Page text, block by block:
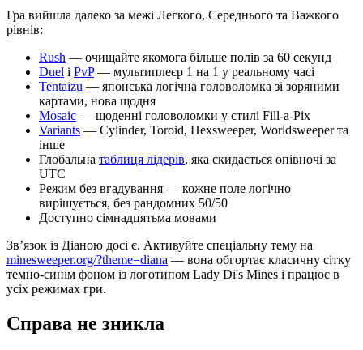
Гра вийшла далеко за межі Легкого, Середнього та Важкого
рівнів:
Rush — очищайте якомога більше полів за 60 секунд
Duel і PvP— мультиплеєр 1 на 1 у реальному часі
Tentaizu — японська логічна головоломка зі зоряними
картами, нова щодня
Mosaic — щоденні головоломки у стилі Fill-a-Pix
Variants — Cylinder, Toroid, Hexsweeper, Worldsweeper та
інше
Глобальна таблиця лідерів, яка скидається опівночі за
UTC
Режим без вгадування — кожне поле логічно
вирішується, без рандомних 50/50
Доступно сімнадцятьма мовами
Зв’язок із Діаною досі є. Активуйте спеціальну тему на
minesweeper.org/?theme=diana — вона обгортає класичну сітку
темно-синім фоном із логотипом Lady Di's Mines і працює в
усіх режимах гри.
Справа не зникла